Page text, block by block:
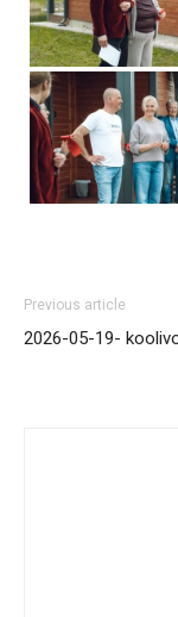
Previous article
2026-05-19-